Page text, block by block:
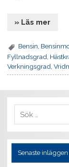
» Läs mer
Bensin
Fyllnadsgrad
Verkningsgrad ,
Senaste inläggen